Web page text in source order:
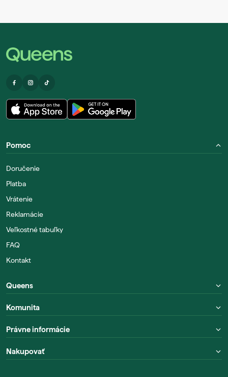
Pomoc
Doručenie
Platba
Vrátenie
Reklamácie
Veľkostné tabuľky
FAQ
Kontakt
Queens
Komunita
Právne informácie
Nakupovať